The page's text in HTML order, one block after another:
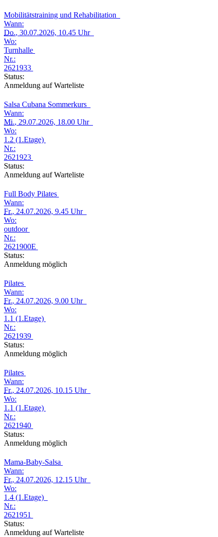
Mobilitätstraining und Rehabilitation
Wann:
Do., 30.07.2026, 10.45 Uhr
Wo:
Turnhalle
Nr.:
2621933
Status:
Anmeldung auf Warteliste
Salsa Cubana Sommerkurs
Wann:
Mi., 29.07.2026, 18.00 Uhr
Wo:
1.2 (1.Etage)
Nr.:
2621923
Status:
Anmeldung auf Warteliste
Full Body Pilates
Wann:
Fr., 24.07.2026, 9.45 Uhr
Wo:
outdoor
Nr.:
2621900E
Status:
Anmeldung möglich
Pilates
Wann:
Fr., 24.07.2026, 9.00 Uhr
Wo:
1.1 (1.Etage)
Nr.:
2621939
Status:
Anmeldung möglich
Pilates
Wann:
Fr., 24.07.2026, 10.15 Uhr
Wo:
1.1 (1.Etage)
Nr.:
2621940
Status:
Anmeldung möglich
Mama-Baby-Salsa
Wann:
Fr., 24.07.2026, 12.15 Uhr
Wo:
1.4 (1.Etage)
Nr.:
2621951
Status:
Anmeldung auf Warteliste